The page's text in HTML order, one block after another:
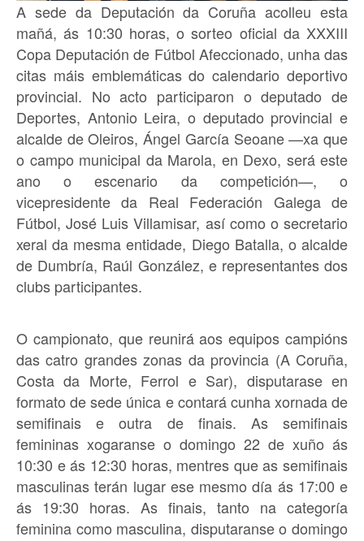
A sede da Deputación da Coruña acolleu esta
mañá, ás 10:30 horas, o sorteo oficial da XXXIII
Copa Deputación de Fútbol Afeccionado, unha das
citas máis emblemáticas do calendario deportivo
provincial. No acto participaron o deputado de
Deportes, Antonio Leira, o deputado provincial e
alcalde de Oleiros, Ángel García Seoane —xa que
o campo municipal da Marola, en Dexo, será este
ano o escenario da competición—, o
vicepresidente da Real Federación Galega de
Fútbol, José Luis Villamisar, así como o secretario
xeral da mesma entidade, Diego Batalla, o alcalde
de Dumbría, Raúl González, e representantes dos
clubs participantes.
O campionato, que reunirá aos equipos campións
das catro grandes zonas da provincia (A Coruña,
Costa da Morte, Ferrol e Sar), disputarase en
formato de sede única e contará cunha xornada de
semifinais e outra de finais. As semifinais
femininas xogaranse o domingo 22 de xuño ás
10:30 e ás 12:30 horas, mentres que as semifinais
masculinas terán lugar ese mesmo día ás 17:00 e
ás 19:30 horas. As finais, tanto na categoría
feminina como masculina, disputaranse o domingo